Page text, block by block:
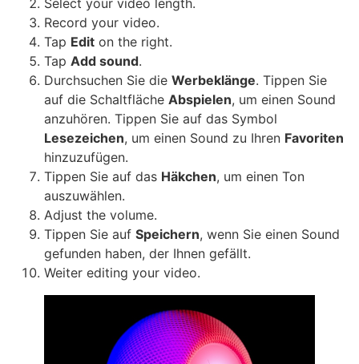
Select your video length.
Record your video.
Tap Edit on the right.
Tap Add sound.
Durchsuchen Sie die Werbeklänge. Tippen Sie
auf die Schaltfläche Abspielen, um einen Sound
anzuhören. Tippen Sie auf das Symbol
Lesezeichen, um einen Sound zu Ihren Favoriten
hinzuzufügen.
Tippen Sie auf das Häkchen, um einen Ton
auszuwählen.
Adjust the volume.
Tippen Sie auf Speichern, wenn Sie einen Sound
gefunden haben, der Ihnen gefällt.
Weiter editing your video.